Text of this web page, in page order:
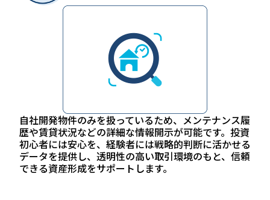
自社開発物件のみを扱っているため、メンテナンス履
歴や賃貸状況などの詳細な情報開示が可能です。投資
初心者には安心を、経験者には戦略的判断に活かせる
データを提供し、透明性の高い取引環境のもと、信頼
できる資産形成をサポートします。